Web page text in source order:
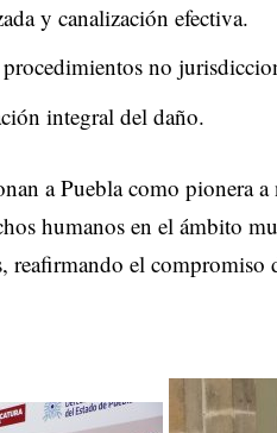
y canalización efectiva.
no
integral del daño.
a Puebla como pionera
humanos en el ámbito
reafirmando el compromiso